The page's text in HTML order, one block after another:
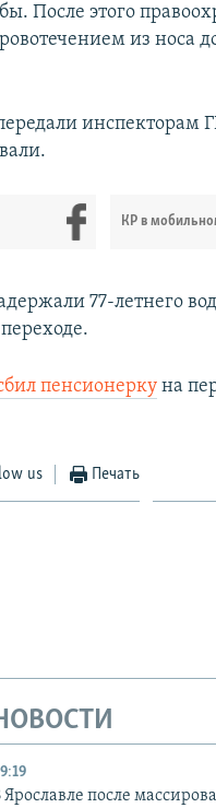
После этого
из носа
инспекторам
КР в
77-летнего
пенсионерку на
us Печать
Ярославле после